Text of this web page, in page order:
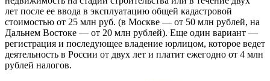
лет после ее ввода в эксплуатацию общей кадастровой
стоимостью от 25 млн руб. (в Москве — от 50 млн рублей, на
Дальнем Востоке — от 20 млн рублей). Еще один вариант —
регистрация и последующее владение юрлицом, которое ведет
деятельность в России от двух лет и платит ежегодно от 4 млн
рублей налогов.